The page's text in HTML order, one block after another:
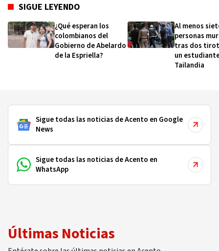
SIGUE LEYENDO
¿Qué esperan los
colombianos del
Gobierno de Abelardo
de la Espriella?
Al menos
personas
tras dos
un
Tailandia
Sigue todas las noticias de Acento en Google
News
Sigue todas las noticias de Acento en
WhatsApp